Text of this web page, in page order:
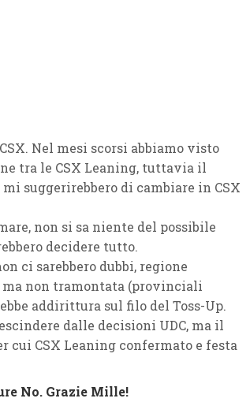
CSX. Nel mesi scorsi abbiamo visto
tra le CSX Leaning, tuttavia il
suggerirebbero di cambiare in CSX
non si sa niente del possibile
decidere tutto.
ci sarebbero dubbi, regione
ma non tramontata (provinciali
addirittura sul filo del Toss-Up.
dalle decisioni UDC, ma il
cui CSX Leaning confermato e festa
No. Grazie Mille!